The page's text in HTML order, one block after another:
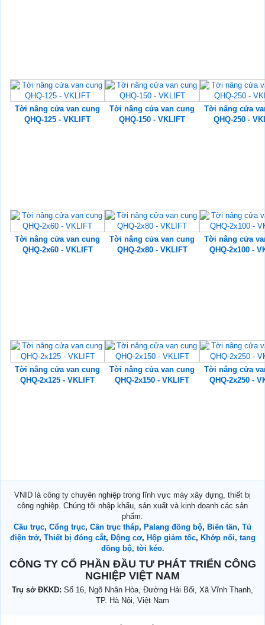
Tời nâng cửa van cung
QHQ-125 - VKLIFT
Tời nâng cửa van cung
QHQ-150 - VKLIFT
Tời nâng cửa
QHQ-250 -
Tời nâng cửa van cung
QHQ-2x60 - VKLIFT
Tời nâng cửa van cung
QHQ-2x80 - VKLIFT
Tời nâng cửa
QHQ-2x100 -
Tời nâng cửa van cung
QHQ-2x125 - VKLIFT
Tời nâng cửa van cung
QHQ-2x150 - VKLIFT
Tời nâng cửa
QHQ-2x250 -
VNID là công ty chuyên nghiệp trong lĩnh vực máy xây dựng, thiết bị
công nghiệp. Chúng tôi nhập khẩu, sản xuất và kinh doanh các sản
phẩm:
Cầu trục, Cổng trục, Cần trục tháp, Palang đồng bộ, Biến tần, Tủ
điện trở, Thiết bị đóng cắt, Động cơ, Hộp giảm tốc, Khớp nối, tang
đồng bộ, tời kéo.
CÔNG TY CỔ PHẦN ĐẦU TƯ PHÁT TRIỂN CÔNG
NGHIỆP VIỆT NAM
Trụ sở ĐKKD: Số 16, Ngõ Nhân Hòa, Đường Hải Bối, Xã Vĩnh Thanh,
TP. Hà Nội, Việt Nam